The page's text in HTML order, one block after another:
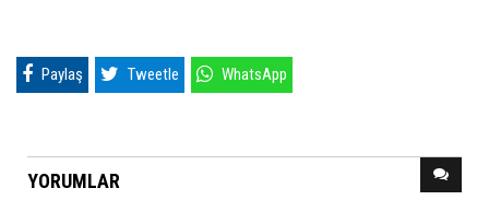
Paylaş Tweetle WhatsApp
YORUMLAR